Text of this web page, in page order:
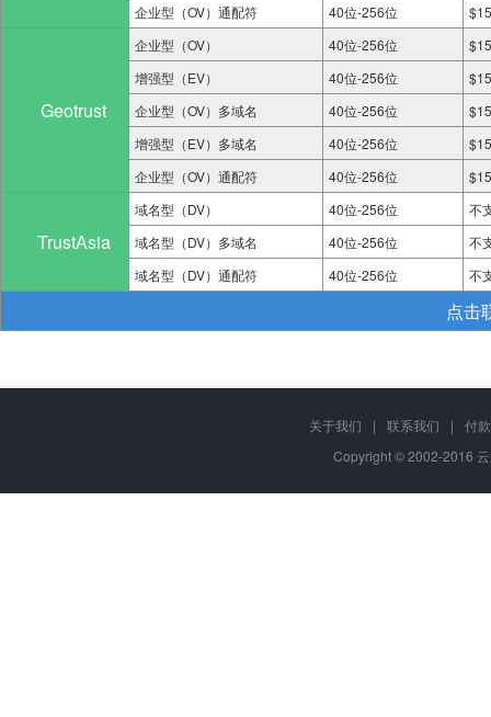
企业型（OV）通配符
40位-256位
Geotrust
企业型（OV） 40位-256位
增强型（EV）
40位-256位
企业型（OV）多域名
40位-256位
增强型（EV）多域名
40位-256位
企业型（OV）通配符
40位-256位
TrustAsia
域名型（DV） 40位-256位
不
域名型（DV）多域名
40位-256位
不
域名型（DV）通配符
40位-256位 不
点击
关于我们 | 联系我们 |
付
Copyright © 2002-2016